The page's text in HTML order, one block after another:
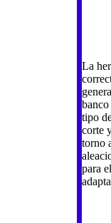
La
tipo
corte
torno
para